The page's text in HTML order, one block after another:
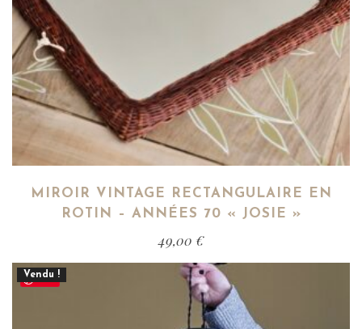
MIROIR VINTAGE RECTANGULAIRE EN
ROTIN – ANNÉES 70 « JOSIE »
49,00 €
Save
Vendu !